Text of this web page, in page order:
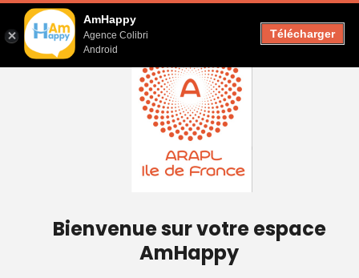
AmHappy
Agence Colibri
Android
Télécharger
Bienvenue sur votre espace
AmHappy